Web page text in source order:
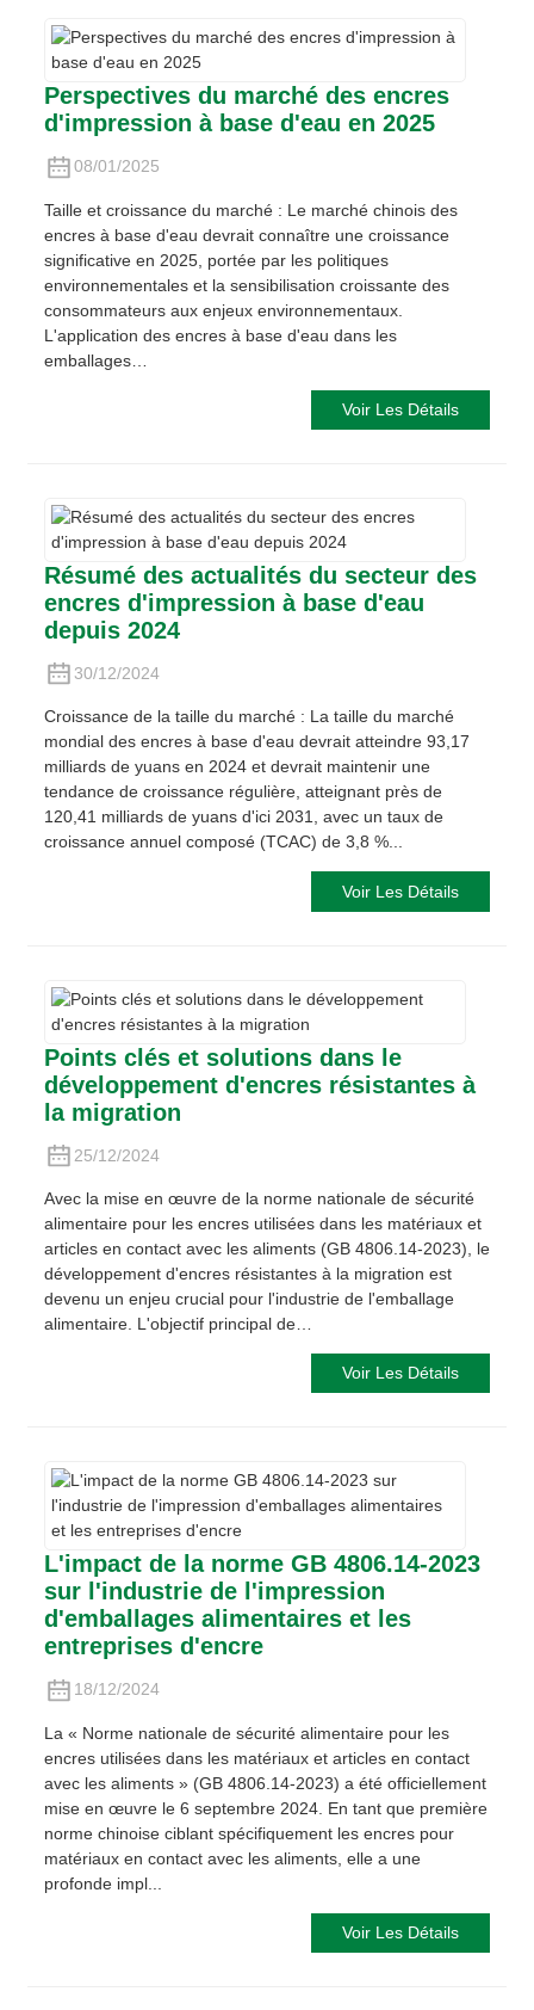
Perspectives du marché des encres
d'impression à base d'eau en 2025
08/01/2025
Taille et croissance du marché : Le marché chinois des
encres à base d'eau devrait connaître une croissance
significative en 2025, portée par les politiques
environnementales et la sensibilisation croissante des
consommateurs aux enjeux environnementaux.
L'application des encres à base d'eau dans les
emballages…
Voir Les Détails
Résumé des actualités du secteur des
encres d'impression à base d'eau
depuis 2024
30/12/2024
Croissance de la taille du marché : La taille du marché
mondial des encres à base d'eau devrait atteindre 93,17
milliards de yuans en 2024 et devrait maintenir une
tendance de croissance régulière, atteignant près de
120,41 milliards de yuans d'ici 2031, avec un taux de
croissance annuel composé (TCAC) de 3,8 %...
Voir Les Détails
Points clés et solutions dans le
développement d'encres résistantes à
la migration
25/12/2024
Avec la mise en œuvre de la norme nationale de sécurité
alimentaire pour les encres utilisées dans les matériaux et
articles en contact avec les aliments (GB 4806.14-2023), le
développement d'encres résistantes à la migration est
devenu un enjeu crucial pour l'industrie de l'emballage
alimentaire. L'objectif principal de…
Voir Les Détails
L'impact de la norme GB 4806.14-2023
sur l'industrie de l'impression
d'emballages alimentaires et les
entreprises d'encre
18/12/2024
La « Norme nationale de sécurité alimentaire pour les
encres utilisées dans les matériaux et articles en contact
avec les aliments » (GB 4806.14-2023) a été officiellement
mise en œuvre le 6 septembre 2024. En tant que première
norme chinoise ciblant spécifiquement les encres pour
matériaux en contact avec les aliments, elle a une
profonde impl...
Voir Les Détails